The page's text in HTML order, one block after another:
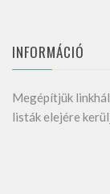
INFORMÁCIÓ
Megépítjük
listák elejére